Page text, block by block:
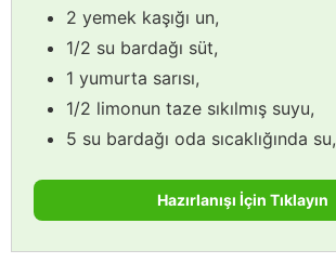
2 yemek kaşığı un,
1/2 su bardağı süt,
1 yumurta sarısı,
1/2 limonun taze sıkılmış suyu,
5 su bardağı oda sıcaklığında su,
Hazırlanışı İçin Tıklayın